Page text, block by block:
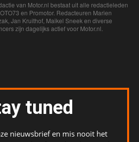
van Motor.nl bestaat uit alle redactieleden
en Promotor. Redacteuren Marien
Jan Kruithof, Maikel Sneek en diverse
zijn dagelijks actief voor Motor.nl.
tuned
nieuwsbrief en mis nooit het